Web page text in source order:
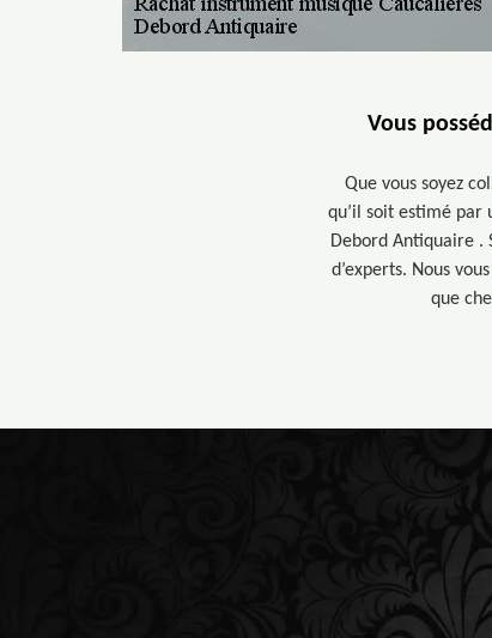
Vous
Que vous soyez
qu’il soit estimé par
Debord Antiquaire .
d’experts. Nous
que